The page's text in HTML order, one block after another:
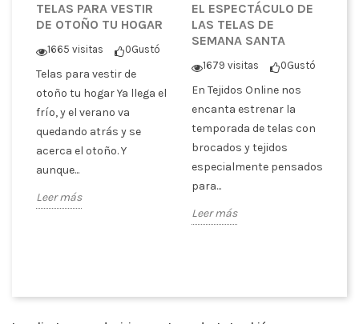
TELAS PARA VESTIR
DE OTOÑO TU HOGAR
1665 visitas 0Gustó
Telas para vestir de
otoño tu hogar Ya llega el
frío, y el verano va
quedando atrás y se
acerca el otoño. Y
aunque...
Leer más
EL ESPECTÁCULO DE
LAS TELAS DE
SEMANA SANTA
1679 visitas 0Gustó
En Tejidos Online nos
encanta estrenar la
temporada de telas con
brocados y tejidos
especialmente pensados
para...
Leer más